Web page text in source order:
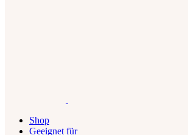
Shop
Geeignet für